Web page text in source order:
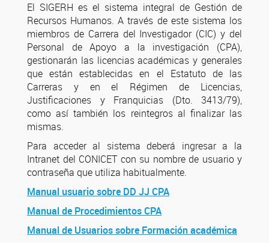
El SIGERH es el sistema integral de Gestión de
Recursos Humanos. A través de este sistema los
miembros de Carrera del Investigador (CIC) y del
Personal de Apoyo a la investigación (CPA),
gestionarán las licencias académicas y generales
que están establecidas en el Estatuto de las
Carreras y en el Régimen de Licencias,
Justificaciones y Franquicias (Dto. 3413/79),
como así también los reintegros al finalizar las
mismas.
Para acceder al sistema deberá ingresar a la
Intranet del CONICET con su nombre de usuario y
contraseña que utiliza habitualmente.
Manual usuario sobre DD JJ CPA
Manual de Procedimientos CPA
Manual de Usuarios sobre Formación académica